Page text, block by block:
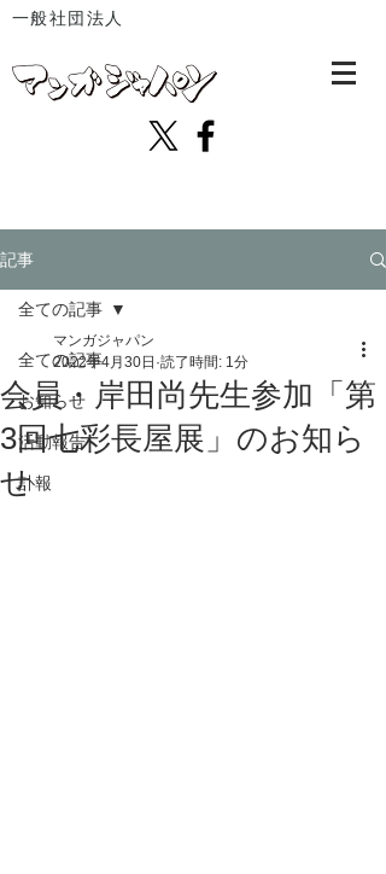
一般社団法人
記事
全ての記事
お知らせ
活動報告
訃報
全ての記事
会員・岸田尚先生参加「第
3回七彩長屋展」のお知ら
せ
マンガジャパン
2022年4月30日 読了時間: 1分